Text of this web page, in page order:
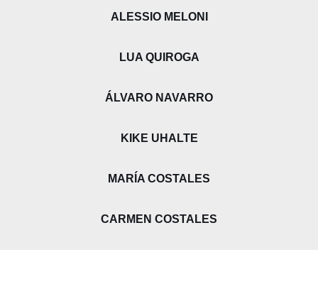
ALESSIO MELONI
LUA QUIROGA
ÁLVARO NAVARRO
KIKE UHALTE
MARÍA COSTALES
CARMEN COSTALES